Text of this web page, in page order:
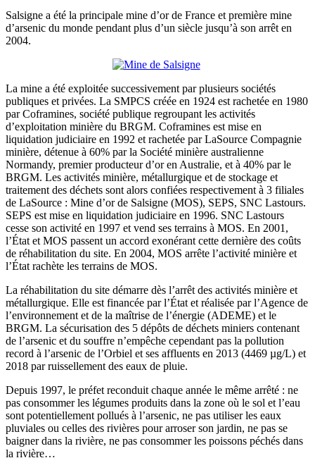
Salsigne a été la principale mine d’or de France et première mine
d’arsenic du monde pendant plus d’un siècle jusqu’à son arrêt en
2004.
La mine a été exploitée successivement par plusieurs sociétés
publiques et privées. La SMPCS créée en 1924 est rachetée en 1980
par Coframines, société publique regroupant les activités
d’exploitation minière du BRGM. Coframines est mise en
liquidation judiciaire en 1992 et rachetée par LaSource Compagnie
minière, détenue à 60% par la Société minière australienne
Normandy, premier producteur d’or en Australie, et à 40% par le
BRGM. Les activités minière, métallurgique et de stockage et
traitement des déchets sont alors confiées respectivement à 3 filiales
de LaSource : Mine d’or de Salsigne (MOS), SEPS, SNC Lastours.
SEPS est mise en liquidation judiciaire en 1996. SNC Lastours
cesse son activité en 1997 et vend ses terrains à MOS. En 2001,
l’État et MOS passent un accord exonérant cette dernière des coûts
de réhabilitation du site. En 2004, MOS arrête l’activité minière et
l’État rachète les terrains de MOS.
La réhabilitation du site démarre dès l’arrêt des activités minière et
métallurgique. Elle est financée par l’État et réalisée par l’Agence de
l’environnement et de la maîtrise de l’énergie (ADEME) et le
BRGM. La sécurisation des 5 dépôts de déchets miniers contenant
de l’arsenic et du souffre n’empêche cependant pas la pollution
record à l’arsenic de l’Orbiel et ses affluents en 2013 (4469 µg/L) et
2018 par ruissellement des eaux de pluie.
Depuis 1997, le préfet reconduit chaque année le même arrêté : ne
pas consommer les légumes produits dans la zone où le sol et l’eau
sont potentiellement pollués à l’arsenic, ne pas utiliser les eaux
pluviales ou celles des rivières pour arroser son jardin, ne pas se
baigner dans la rivière, ne pas consommer les poissons péchés dans
la rivière…